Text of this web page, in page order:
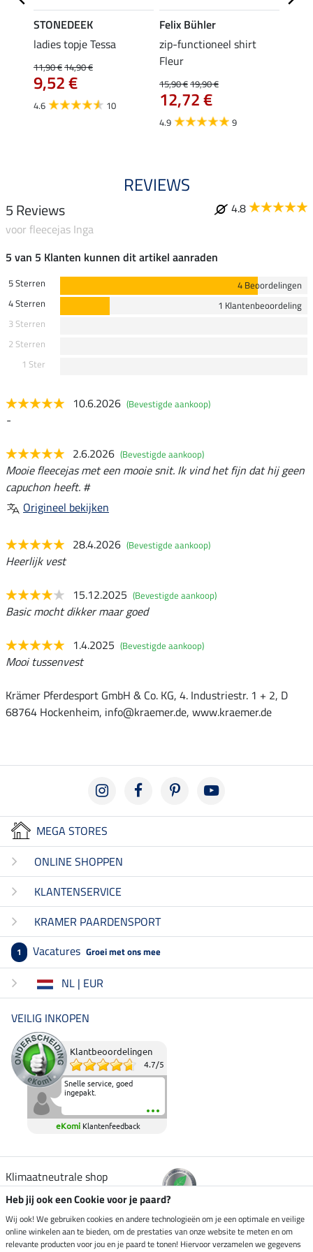
STONEDEEK
ladies topje Tessa
11,90 €14,90 €
9,52 €
4.6 10
Felix Bühler
zip-functioneel shirt
Fleur
15,90 €19,90 €
12,72 €
4.9 9
REVIEWS
5 Reviews
4.8
voor fleecejas Inga
5 van 5 Klanten kunnen dit artikel aanraden
5 Sterren
4 Beoordelingen
4 Sterren
1 Klantenbeoordeling
3 Sterren
2 Sterren
1 Ster
10.6.2026 (Bevestigde aankoop)
-
2.6.2026 (Bevestigde aankoop)
Mooie fleecejas met een mooie snit. Ik vind het fijn dat hij geen
capuchon heeft. #
Origineel bekijken
28.4.2026 (Bevestigde aankoop)
Heerlijk vest
15.12.2025 (Bevestigde aankoop)
Basic mocht dikker maar goed
1.4.2025 (Bevestigde aankoop)
Mooi tussenvest
Krämer Pferdesport GmbH & Co. KG, 4. Industriestr. 1 + 2, D
68764 Hockenheim, info@kraemer.de, www.kraemer.de
MEGA STORES
ONLINE SHOPPEN
KLANTENSERVICE
KRAMER PAARDENSPORT
1 Vacatures Groei met ons mee
NL | EUR
VEILIG INKOPEN
Klantbeoordelingen
4.7/5
Snelle service, goed
ingepakt.
eKomi Klantenfeedback
Klimaatneutrale shop
Verzending per
Heb jij ook een Cookie voor je paard?
Wij ook! We gebruiken cookies en andere technologieën om je een optimale en veilige
online winkelen aan te bieden, om de prestaties van onze website te meten en om
relevante producten voor jou en je paard te tonen! Hiervoor verzamelen we gegevens